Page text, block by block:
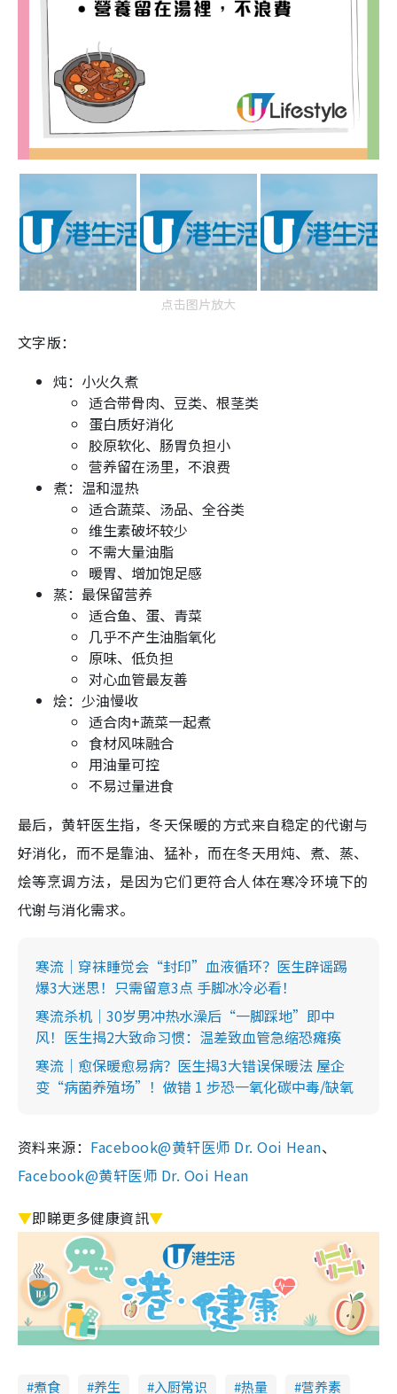
点击图片放大
文字版：
炖：小火久煮
适合带骨肉、豆类、根茎类
蛋白质好消化
胶原软化、肠胃负担小
营养留在汤里，不浪费
煮：温和湿热
适合蔬菜、汤品、全谷类
维生素破坏较少
不需大量油脂
暖胃、增加饱足感
蒸：最保留营养
适合鱼、蛋、青菜
几乎不产生油脂氧化
原味、低负担
对心血管最友善
烩：少油慢收
适合肉+蔬菜一起煮
食材风味融合
用油量可控
不易过量进食
最后，黄轩医生指，冬天保暖的方式来自稳定的代谢与
好消化，而不是靠油、猛补，而在冬天用炖、煮、蒸、
烩等烹调方法，是因为它们更符合人体在寒冷环境下的
代谢与消化需求。
寒流｜穿袜睡觉会“封印”血液循环？医生辟谣踢
爆3大迷思！只需留意3点 手脚冰冷必看！
寒流杀机｜30岁男冲热水澡后“一脚踩地”即中
风！医生揭2大致命习惯：温差致血管急缩恐瘫痪
寒流｜愈保暖愈易病？医生揭3大错误保暖法 屋企
变“病菌养殖场”！做错 1 步恐一氧化碳中毒/缺氧
资料来源： Facebook@黄轩医师 Dr. Ooi Hean、
Facebook@黄轩医师 Dr. Ooi Hean
▼即睇更多健康資訊▼
煮食 养生 入厨常识 热量 营养素